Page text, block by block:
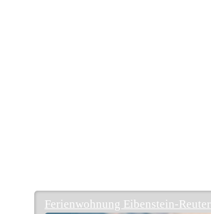
Ferienwohnung Eibenstein-Reuter